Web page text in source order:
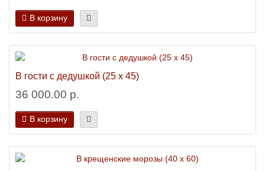
В корзину
В гости с дедушкой (25 х 45)
36 000.00 р.
В корзину